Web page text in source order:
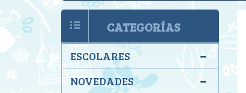
CATEGORÍAS
ESCOLARES
NOVEDADES